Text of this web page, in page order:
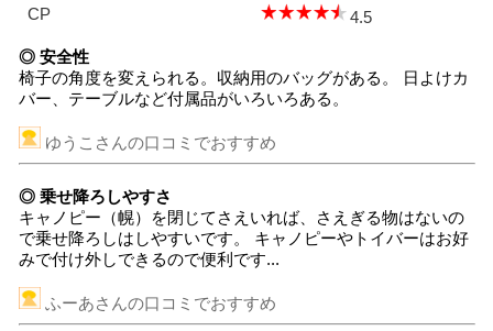
CP
4.5
◎ 安全性
椅子の角度を変えられる。収納用のバッグがある。 日よけカ
バー、テーブルなど付属品がいろいろある。
ゆうこさんの口コミでおすすめ
◎ 乗せ降ろしやすさ
キャノピー（幌）を閉じてさえいれば、さえぎる物はないの
で乗せ降ろしはしやすいです。 キャノピーやトイバーはお好
みで付け外しできるので便利です...
ふーあさんの口コミでおすすめ